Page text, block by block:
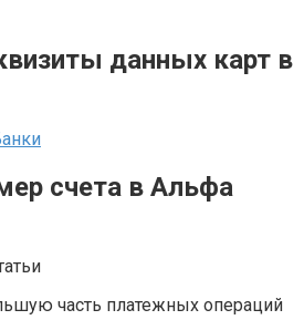
данных карт в
счета в Альфа
часть платежных операций